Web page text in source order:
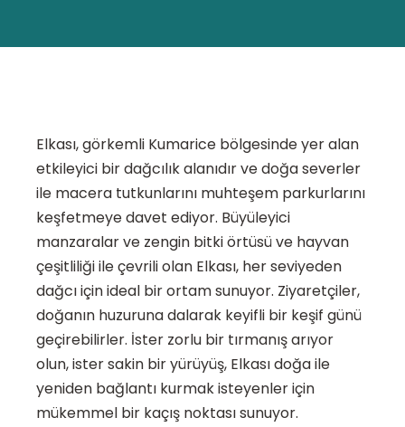
Elkası, görkemli Kumarice bölgesinde yer alan
etkileyici bir dağcılık alanıdır ve doğa severler
ile macera tutkunlarını muhteşem parkurlarını
keşfetmeye davet ediyor. Büyüleyici
manzaralar ve zengin bitki örtüsü ve hayvan
çeşitliliği ile çevrili olan Elkası, her seviyeden
dağcı için ideal bir ortam sunuyor. Ziyaretçiler,
doğanın huzuruna dalarak keyifli bir keşif günü
geçirebilirler. İster zorlu bir tırmanış arıyor
olun, ister sakin bir yürüyüş, Elkası doğa ile
yeniden bağlantı kurmak isteyenler için
mükemmel bir kaçış noktası sunuyor.